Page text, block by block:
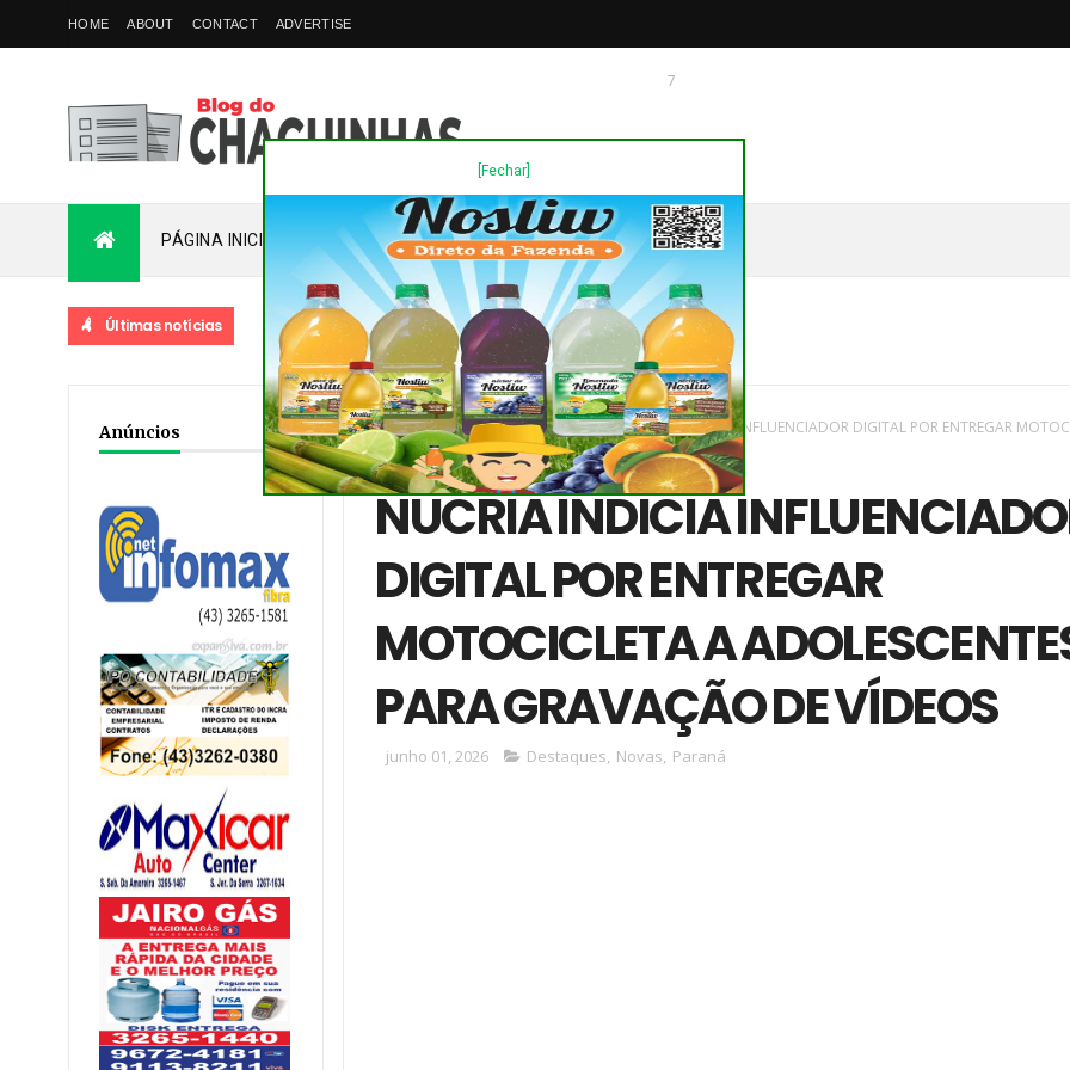
HOME ABOUT CONTACT ADVERTISE
7
PÁGINA INICIAL PLANTÃO FALE COM O CHAGUINHAS
Últimas notícias
Anúncios Home/Destaques/Novas /Paraná/NUCRIA INDICIA INFLUENCIADOR DIGITAL POR ENTREGAR
A ADOLESCENTES PARA GRAVAÇÃO DE VÍDEOS
NUCRIA INDICIA
DIGITAL POR ENTREGAR
MOTOCICLETA A
PARA GRAVAÇÃO DE VÍDEOS
junho 01, 2026 Destaques, Novas, Paraná